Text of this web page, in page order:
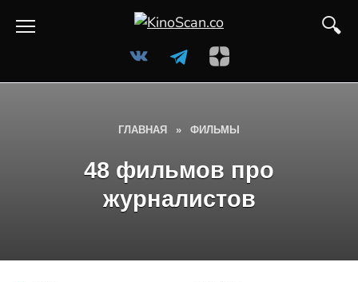
ГЛАВНАЯ » ФИЛЬМЫ
48 фильмов про
журналистов